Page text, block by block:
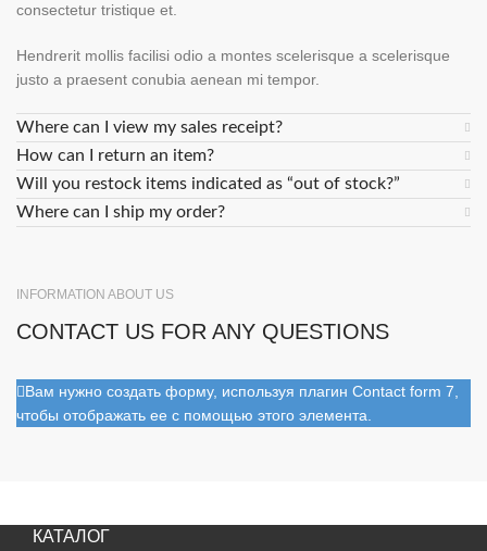
consectetur tristique et.
Hendrerit mollis facilisi odio a montes scelerisque a scelerisque
justo a praesent conubia aenean mi tempor.
Where can I view my sales receipt?
How can I return an item?
Will you restock items indicated as “out of stock?”
Where can I ship my order?
INFORMATION ABOUT US
CONTACT US FOR ANY QUESTIONS
Вам нужно создать форму, используя плагин Contact form 7,
чтобы отображать ее с помощью этого элемента.
КАТАЛОГ